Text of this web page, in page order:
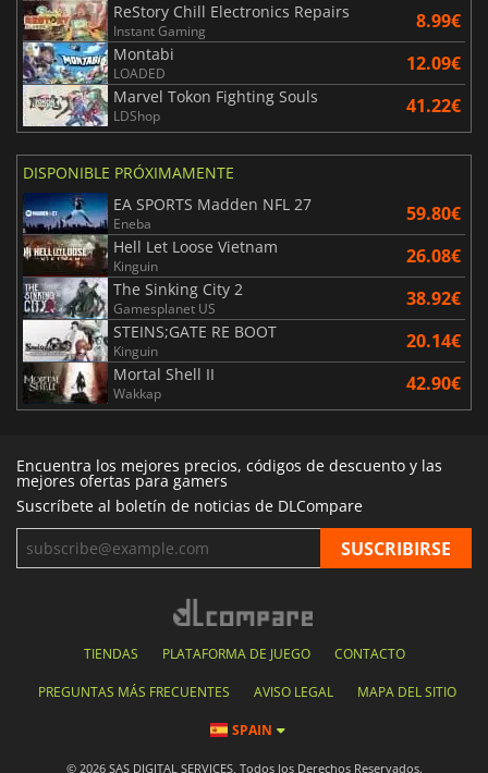
ReStory Chill Electronics Repairs
Instant Gaming 8.99€
Montabi
LOADED 12.09€
Marvel Tokon Fighting Souls
LDShop 41.22€
DISPONIBLE PRÓXIMAMENTE
EA SPORTS Madden NFL 27
Eneba 59.80€
Hell Let Loose Vietnam
Kinguin 26.08€
The Sinking City 2
Gamesplanet US 38.92€
STEINS;GATE RE BOOT
Kinguin 20.14€
Mortal Shell II
Wakkap 42.90€
Encuentra los mejores precios, códigos de descuento y las
mejores ofertas para gamers
Suscríbete al boletín de noticias de DLCompare
TIENDAS PLATAFORMA DE JUEGO CONTACTO
PREGUNTAS MÁS FRECUENTES AVISO LEGAL MAPA DEL SITIO
SPAIN
© 2026 SAS DIGITAL SERVICES, Todos los Derechos Reservados.